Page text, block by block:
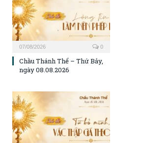
07/08/2026 0
Chầu Thánh Thể – Thứ Bảy,
ngày 08.08.2026